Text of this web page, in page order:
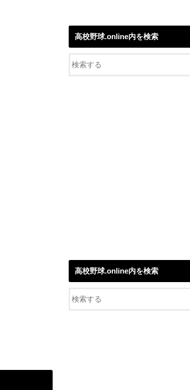
高校野球.online内を検索
高校野球.online内を検索